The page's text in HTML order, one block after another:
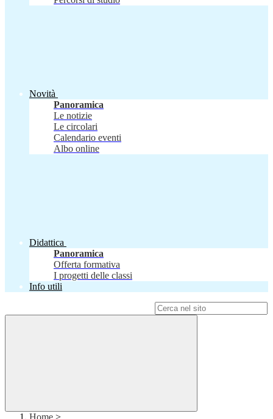
Novità
Panoramica
Le notizie
Le circolari
Calendario eventi
Albo online
Didattica
Panoramica
Offerta formativa
I progetti delle classi
Info utili